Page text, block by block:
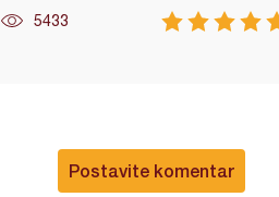
5433
Postavite komentar